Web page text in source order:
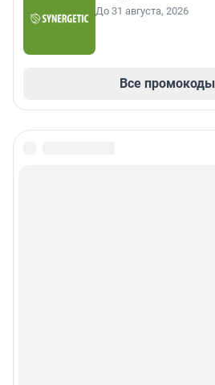
До 31 августа, 2026
Все промокоды